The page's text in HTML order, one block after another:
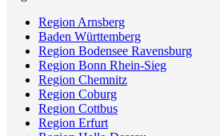
Region Arnsberg
Baden Württemberg
Region Bodensee Ravensburg
Region Bonn Rhein-Sieg
Region Chemnitz
Region Coburg
Region Cottbus
Region Erfurt